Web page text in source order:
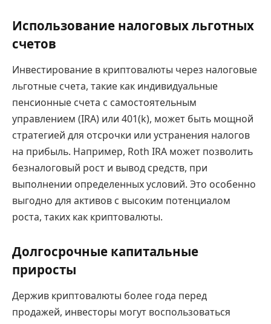
Использование налоговых льготных
счетов
Инвестирование в криптовалюты через налоговые
льготные счета, такие как индивидуальные
пенсионные счета с самостоятельным
управлением (IRA) или 401(k), может быть мощной
стратегией для отсрочки или устранения налогов
на прибыль. Например, Roth IRA может позволить
безналоговый рост и вывод средств, при
выполнении определенных условий. Это особенно
выгодно для активов с высоким потенциалом
роста, таких как криптовалюты.
Долгосрочные капитальные
приросты
Держив криптовалюты более года перед
продажей, инвесторы могут воспользоваться